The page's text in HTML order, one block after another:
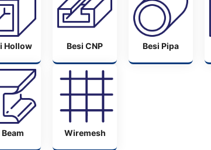
Hollow Besi CNP Besi Pipa
Beam Wiremesh